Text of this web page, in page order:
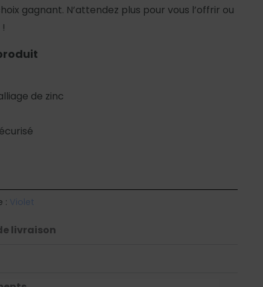
gagnant. N’attendez plus pour vous l’offrir ou
de zinc
: Violet
livraison